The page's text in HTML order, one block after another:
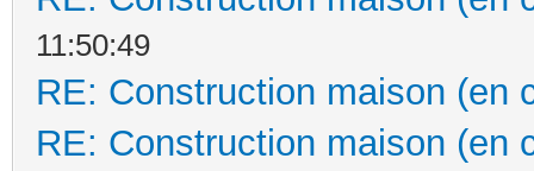
11:50:49
RE: Construction maison (en
RE: Construction maison (en